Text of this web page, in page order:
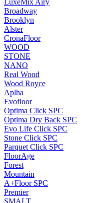
LuxeMix Airy
Broadway
Brooklyn
Alster
CronaFloor
WOOD
STONE
NANO
Real Wood
Wood Royce
Aplha
Evofloor
Optima Click SPC
Optima Dry Back SPC
Evo Life Click SPC
Stone Click SPC
Parquet Click SPC
FloorAge
Forest
Mountain
A+Floor SPC
Premier
SMALT